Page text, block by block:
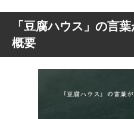
「豆腐ハウス」の言
概要